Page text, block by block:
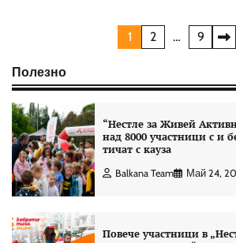
на
публикациите
на
страници
1 2 … 9
Полезно
“Нестле за Живей
над 8000 участници с и
тичат с кауза
Balkana Team Май 24,
Повече участници в